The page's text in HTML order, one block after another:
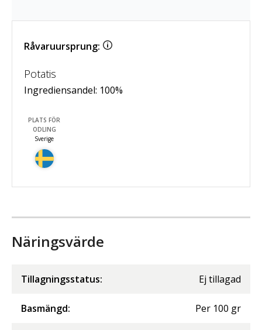
Råvaruursprung:
Potatis
Ingrediensandel: 100%
PLATS FÖR
ODLING
Sverige
Näringsvärde
Tillagningsstatus: Ej tillagad
Basmängd: Per 100 gr